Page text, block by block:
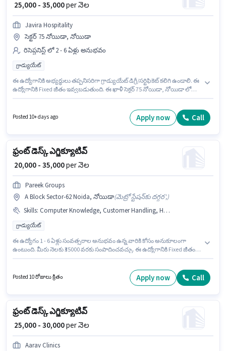
₹ 25,000 - 35,000per నెల
Javira Hospitality
సెక్టర్ 75 నోయిడా, నోయిడా
రిసెప్షనిస్ట్ లో 2 - 6 ఏళ్లు అనుభవం
గ్రాడ్యుయేట్
ఈ ఉద్యోగానికి అభ్యర్థులు తప్పనిసరిగా గ్రాడ్యుయేట్ డిగ్రీ/సర్టిఫికెట్ కలిగి ఉండాలి. ఈ
ఉద్యోగానికి Fixed జీతం ఇవ్వబడుతుంది. ఈ ఖాళీ సెక్టర్ 75 నోయిడా, నోయిడా లో
అనుభవం ఉన్న వారికి కోసం, నెల జీతం ₹35000 ఉంటుంది.
Posted 10+ days ago Apply now Call
ఫ్రంట్ డెస్క్ ఎగ్జిక్యూటివ్
₹ 20,000 - 35,000per నెల
Pareek Groups
A Block Sector-62 Noida, నోయిడా(మెట్రో స్టేషన్‌కు దగ్గర',)
Skills: Computer Knowledge, Customer Handling, Handling Calls
గ్రాడ్యుయేట్
ఈ ఉద్యోగం 1 - 6 ఏళ్లు సంవత్సరాల అనుభవం ఉన్న వారికి కోసం అనుకూలంగా
ఉంటుంది. మీరు నెలకు ₹35000 వరకు సంపాదించవచ్చు. ఈ ఉద్యోగానికి Fixed జీతం
ఇప్పించబడతాయి. PAREEK GROUPS లో రిసెప్షనిస్ట్ విభాగంలో ఫ్రంట్ డెస్క్
ఎగ్జిక్యూటివ్ గా చేరండి. ఈ ఉద్యోగానికి అభ్యర్థి వద్ద Computer Knowledge,
Posted 10 రోజులు క్రితం Apply now Call
ఫ్రంట్ డెస్క్ ఎగ్జిక్యూటివ్
₹ 25,000 - 30,000per నెల
Aarav Clinics